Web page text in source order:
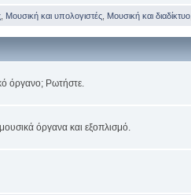
Μουσική και υπολογιστές Μουσική και διαδίκτυο
όργανο; Ρωτήστε.
όργανα και εξοπλισμό.